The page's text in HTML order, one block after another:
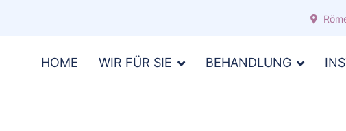
HOME WIR FÜR SIE BEHANDLUNG